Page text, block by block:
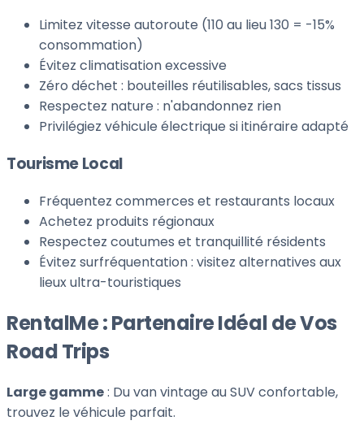
Limitez vitesse autoroute (110 au lieu 130 = -15%
consommation)
Évitez climatisation excessive
Zéro déchet : bouteilles réutilisables, sacs tissus
Respectez nature : n'abandonnez rien
Privilégiez véhicule électrique si itinéraire adapté
Tourisme Local
Fréquentez commerces et restaurants locaux
Achetez produits régionaux
Respectez coutumes et tranquillité résidents
Évitez surfréquentation : visitez alternatives aux
lieux ultra-touristiques
RentalMe : Partenaire Idéal de Vos
Road Trips
Large gamme: Du van vintage au SUV confortable,
trouvez le véhicule parfait.